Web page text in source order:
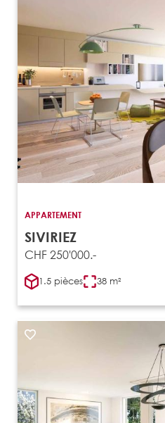
APPARTEMENT
SIVIRIEZ
CHF 250'000.-
1.5 pièces 38 m²